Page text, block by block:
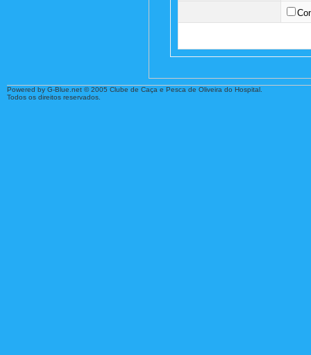
Powered by G-Blue.net © 2005 Clube de Caça e Pesca de Oliveira do Hospital.
Todos os direitos reservados.